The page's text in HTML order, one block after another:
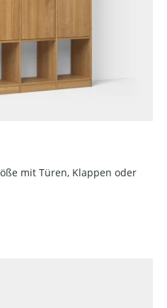
mit Türen, Klappen oder